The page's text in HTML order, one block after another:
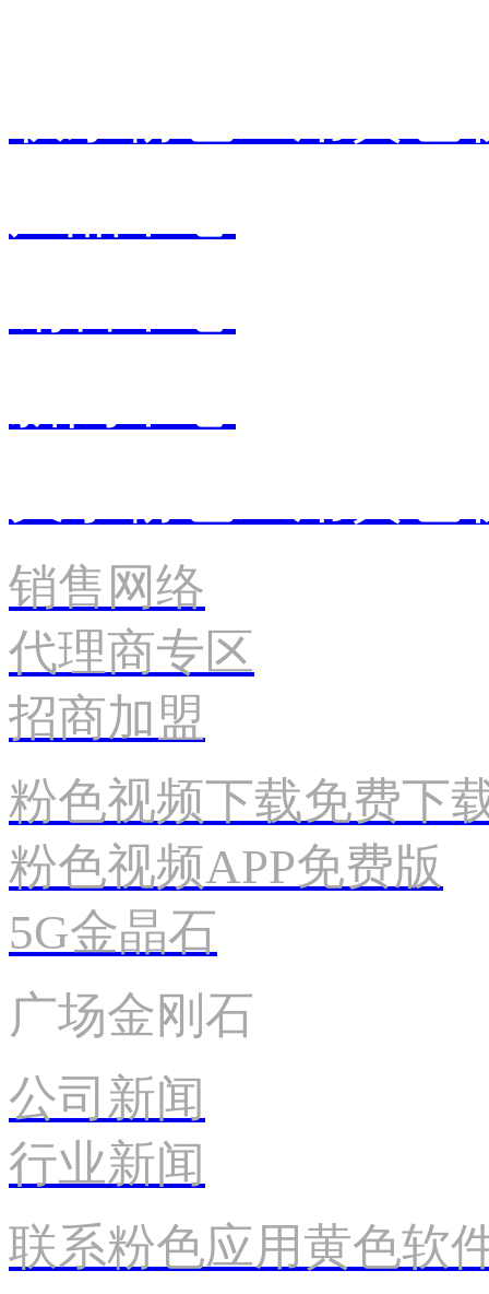
销售网络
代理商专区
招商加盟
粉色视频下载免费下
粉色视频APP免费版
5G金晶石
广场金刚石
公司新闻
行业新闻
联系粉色应用黄色软